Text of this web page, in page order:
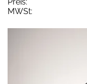
MWSt: